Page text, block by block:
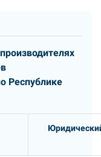
Республике